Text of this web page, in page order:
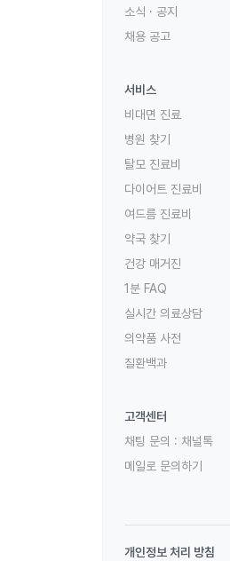
소식 · 공지
채용 공고
서비스
비대면 진료
병원 찾기
탈모 진료비
다이어트 진료비
여드름 진료비
약국 찾기
건강 매거진
1분 FAQ
실시간 의료상담
의약품 사전
질환백과
고객센터
채팅 문의 : 채널톡
메일로 문의하기
개인정보 처리 방침